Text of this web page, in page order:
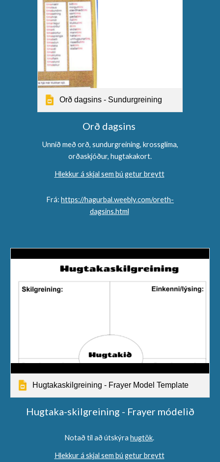
Orð dagsins - Sundurgreining
Orð dagsins
Unnið með orð, sundurgreining, krossglíma,
orðaskjóður, hugtakakort.
Hlekkur á skjal sem þú getur breytt
Frá: https://hagurbal.weebly.com/oreth-
dagsins.html
Hugtakaskilgreining - Frayer Model Template
Hugtaka-skilgreining - Frayer módelið
Notað til að útskýra hugtök.
Hlekkur á skjal sem þú getur breytt